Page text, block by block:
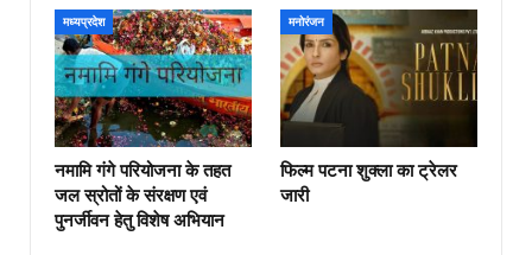
मध्यप्रदेश
नमामि गंगे परियोजना के तहत
जल स्रोतों के संरक्षण एवं
पुनर्जीवन हेतु विशेष अभियान
मनोरंजन
फिल्‍म पटना शुक्ला का ट्रेलर
जारी